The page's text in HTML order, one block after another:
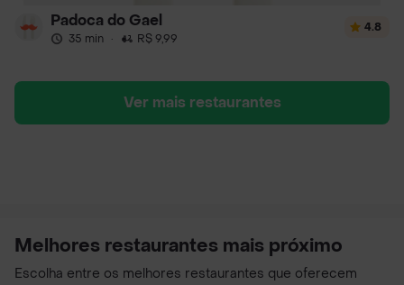
Padoca do Gael
35 min · R$ 9,99
4.8
Ver mais restaurantes
Melhores restaurantes mais próximo
Escolha entre os melhores restaurantes que oferecem